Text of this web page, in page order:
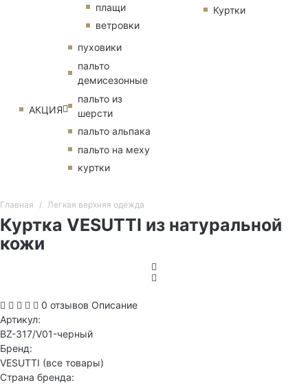
плащи
ветровки
АКЦИЯ
пуховики
пальто
демисезонные
пальто из
шерсти
пальто альпака
пальто на меху
куртки
Куртки
Главная Легкая верхняя одежда
Куртка VESUTTI из натуральной
кожи
0 отзывов Описание
Артикул:
BZ-317/V01-черный
Бренд:
VESUTTI (все товары)
Страна бренда: